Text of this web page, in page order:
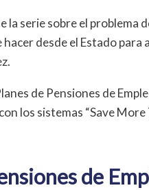
la serie sobre el problema
hacer desde el Estado
de Pensiones de
los sistemas “Save
de